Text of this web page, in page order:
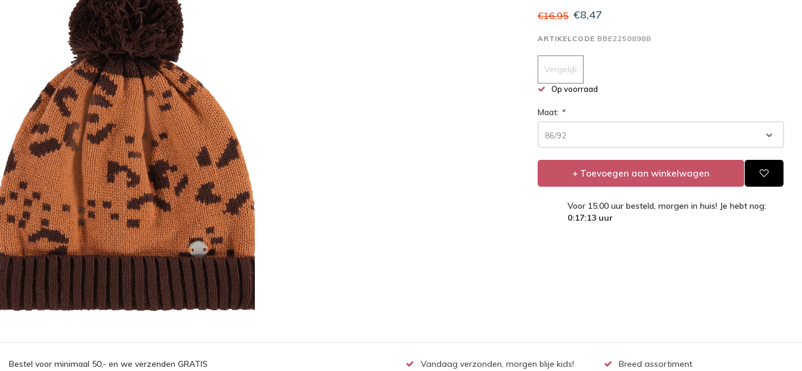
€16,95 €8,47
ARTIKELCODE BBE22508988
Vergelijk
Op voorraad
Maat: *
86/92
+ Toevoegen aan winkelwagen
Voor 15:00 uur besteld, morgen in huis! Je hebt nog:
0:17:13 uur
Bestel voor minimaal 50,- en we verzenden GRATIS Vandaag verzonden, morgen blije kids! Breed assortiment